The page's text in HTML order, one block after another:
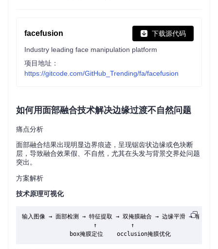
facefusion 下载源代码
Industry leading face manipulation platform
项目地址：
https://gitcode.com/GitHub_Trending/fa/facefusion
如何用面部融合技术解决边缘过渡不自然问题
痛点分析
面部融合结果出现明显边界痕迹，呈现锯齿状边缘或色块断
层，导致融合效果假、不自然，尤其在头发与背景交界处问题
突出。
方案解析
技术原理可视化
输入图像 → 面部检测 → 特征提取 → 双掩膜融合 → 边缘平滑 → 输出结
                     ↑          ↑